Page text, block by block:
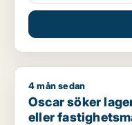
Oscar söker lager,
4 mån sedan
Oscar söker
eller